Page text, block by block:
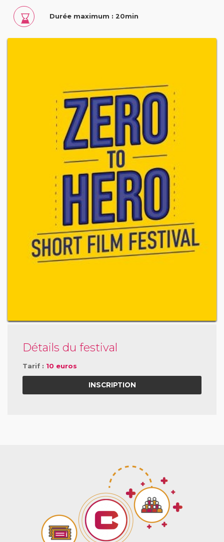
Détails du festival
Tarif : 10 euros
INSCRIPTION
Durée maximum : 20min